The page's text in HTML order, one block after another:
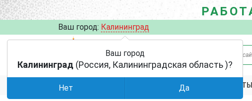
Ваш город: Калининград
УСЛОВИЯ РАБОТЫ
Ваш город
Калининград (Россия, Калининградская область )?
Нет Да